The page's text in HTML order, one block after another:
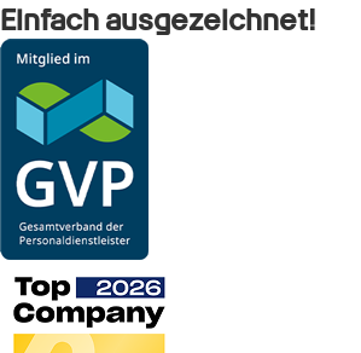
Einfach ausgezeichnet!